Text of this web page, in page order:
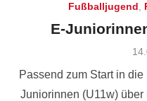
Fußballjugend
E-
Passend zum Start in
Juniorinnen (U11w)